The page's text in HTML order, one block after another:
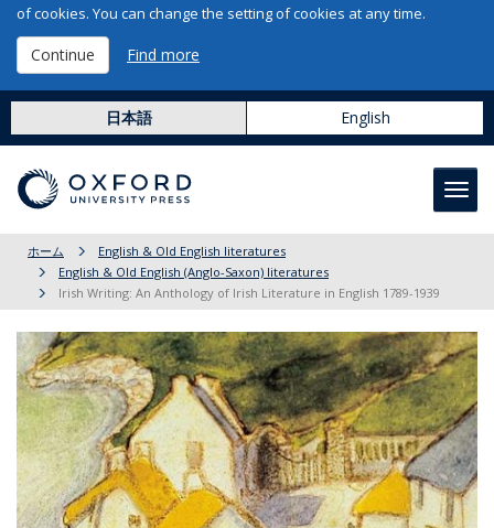
of cookies. You can change the setting of cookies at any time.
Continue Find more
日本語 English
ホーム
English & Old English literatures
English & Old English (Anglo-Saxon) literatures
Irish Writing: An Anthology of Irish Literature in English 1789-1939